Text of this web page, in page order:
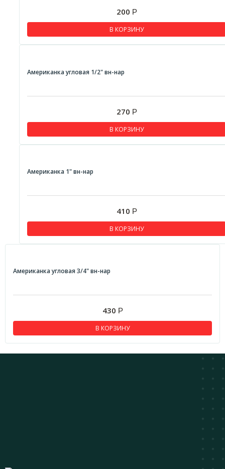
200 Р
В КОРЗИНУ
Американка угловая 1/2" вн-нар
270 Р
В КОРЗИНУ
Американка 1" вн-нар
410 Р
В КОРЗИНУ
Американка угловая 3/4" вн-нар
430 Р
В КОРЗИНУ